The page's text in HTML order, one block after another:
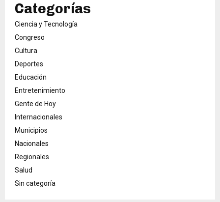
Categorías
Ciencia y Tecnología
Congreso
Cultura
Deportes
Educación
Entretenimiento
Gente de Hoy
Internacionales
Municipios
Nacionales
Regionales
Salud
Sin categoría